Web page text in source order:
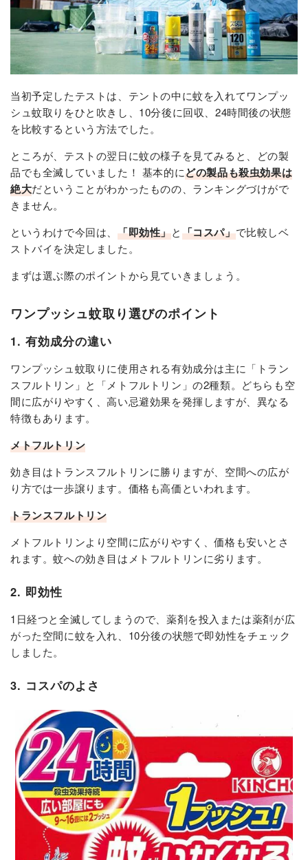
当初予定したテストは、テントの中に蚊を入れてワンプッ
シュ蚊取りをひと吹きし、10分後に回収、24時間後の状態
を比較するという方法でした。
ところが、テストの翌日に蚊の様子を見てみると、どの製
品でも全滅していました！ 基本的にどの製品も殺虫効果は
絶大だということがわかったものの、ランキングづけがで
きません。
というわけで今回は、 「即効性」と「コスパ」で比較しベ
ストバイを決定しました。
まずは選ぶ際のポイントから見ていきましょう。
ワンプッシュ蚊取り選びのポイント
1. 有効成分の違い
ワンプッシュ蚊取りに使用される有効成分は主に「トラン
スフルトリン」と「メトフルトリン」の2種類。どちらも空
間に広がりやすく、高い忌避効果を発揮しますが、異なる
特徴もあります。
メトフルトリン
効き目はトランスフルトリンに勝りますが、空間への広が
り方では一歩譲ります。価格も高価といわれます。
トランスフルトリン
メトフルトリンより空間に広がりやすく、価格も安いとさ
れます。蚊への効き目はメトフルトリンに劣ります。
2. 即効性
1日経つと全滅してしまうので、薬剤を投入または薬剤が広
がった空間に蚊を入れ、10分後の状態で即効性をチェック
しました。
3. コスパのよさ